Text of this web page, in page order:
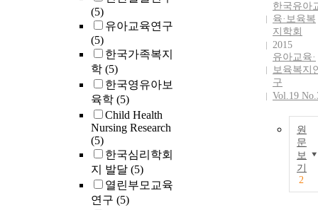
(5)
유아교육연구
(5)
한국가족복지
학 (5)
한국영유아보
육학 (5)
Child Health
Nursing Research
(5)
한국심리학회
지 발달 (5)
열린부모교육
연구 (5)
한국유아
육·보육복
지학회
2015
유아교육·
보육복지
구
Vol.19
원
문
보
기
2